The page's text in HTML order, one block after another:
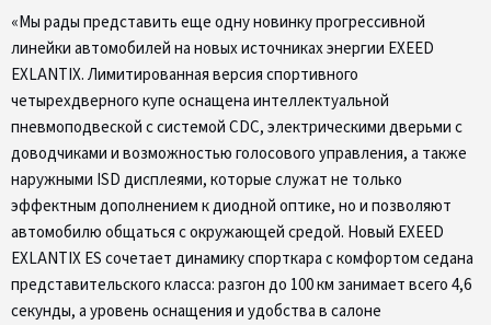
«Мы рады представить еще одну новинку прогрессивной
линейки автомобилей на новых источниках энергии EXEED
EXLANTIX. Лимитированная версия спортивного
четырехдверного купе оснащена интеллектуальной
пневмоподвеской с системой CDC, электрическими дверьми с
доводчиками и возможностью голосового управления, а также
наружными ISD дисплеями, которые служат не только
эффектным дополнением к диодной оптике, но и позволяют
автомобилю общаться с окружающей средой. Новый EXEED
EXLANTIX ES сочетает динамику спорткара с комфортом седана
представительского класса: разгон до 100 км занимает всего 4,6
секунды, а уровень оснащения и удобства в салоне